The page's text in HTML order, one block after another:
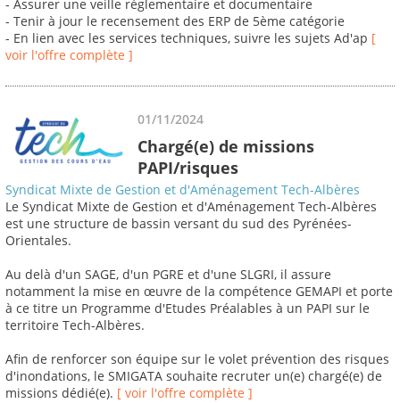
- Assurer une veille réglementaire et documentaire
- Tenir à jour le recensement des ERP de 5ème catégorie
- En lien avec les services techniques, suivre les sujets Ad'ap [
voir l'offre complète ]
01/11/2024
Chargé(e) de missions
PAPI/risques
Syndicat Mixte de Gestion et d'Aménagement Tech-Albères
Le Syndicat Mixte de Gestion et d'Aménagement Tech-Albères
est une structure de bassin versant du sud des Pyrénées-
Orientales.
Au delà d'un SAGE, d'un PGRE et d'une SLGRI, il assure
notamment la mise en œuvre de la compétence GEMAPI et porte
à ce titre un Programme d'Etudes Préalables à un PAPI sur le
territoire Tech-Albères.
Afin de renforcer son équipe sur le volet prévention des risques
d'inondations, le SMIGATA souhaite recruter un(e) chargé(e) de
missions dédié(e). [ voir l'offre complète ]